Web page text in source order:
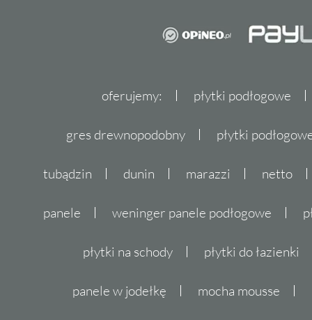
oferujemy: płytki podłogowe
gres drewnopodobny płytki
tubądzin dunin marazzi netto
panele weninger panele podłogowe
płytki na schody płytki do łazienki
panele w jodełkę mocha mousse